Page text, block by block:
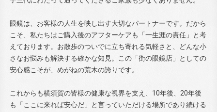
眼鏡は、お客様の人生を映し出す大切なパートナーです。だから
こそ、私たちはご購入後のアフターケアも「一生涯の責任」と考
えております。お散歩のついでに立ち寄れる気軽さと、どんな小
さなお悩みも解決する確かな知見。この「街の眼鏡店」としての
安心感こそが、めがねの荒木の誇りです。
これからも横須賀の皆様の健康な視界を支え、10年後、20年後
も「ここに来れば安心だ」と言っていただける場所であり続ける